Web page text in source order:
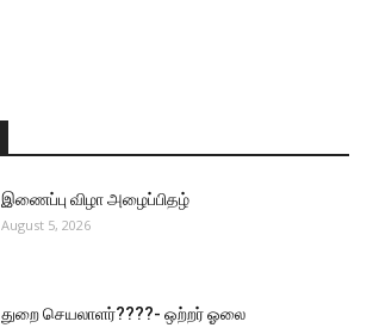
இணைப்பு விழா அழைப்பிதழ்
August 5, 2026
துறை செயலாளர்????- ஒற்றர் ஓலை